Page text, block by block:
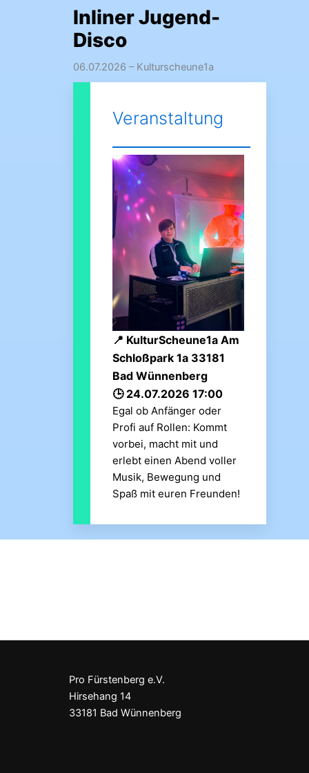
Inliner Jugend-
Disco
06.07.2026 – Kulturscheune1a
Veranstaltung
KulturScheune1a Am
Schloßpark 1a 33181
Bad Wünnenberg
24.07.2026 17:00
Egal ob Anfänger oder
Profi auf Rollen: Kommt
vorbei, macht mit und
erlebt einen Abend voller
Musik, Bewegung und
Spaß mit euren Freunden!
Pro Fürstenberg e.V.
Hirsehang 14
33181 Bad Wünnenberg